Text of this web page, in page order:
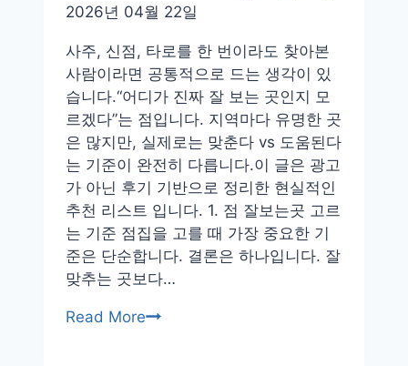
팔
추
천
후
기
내
돈
내
산
2026년 04월 22일
사주, 신점, 타로를 한 번이라도 찾아본
사람이라면 공통적으로 드는 생각이 있
습니다.“어디가 진짜 잘 보는 곳인지 모
르겠다”는 점입니다. 지역마다 유명한 곳
은 많지만, 실제로는 맞춘다 vs 도움된다
는 기준이 완전히 다릅니다.이 글은 광고
가 아닌 후기 기반으로 정리한 현실적인
추천 리스트 입니다. 1. 점 잘보는곳 고르
는 기준 점집을 고를 때 가장 중요한 기
준은 단순합니다. 결론은 하나입니다. 잘
맞추는 곳보다…
Read More점